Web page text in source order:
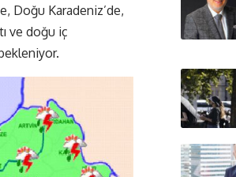
Doğu Karadeniz’de,
ve doğu iç